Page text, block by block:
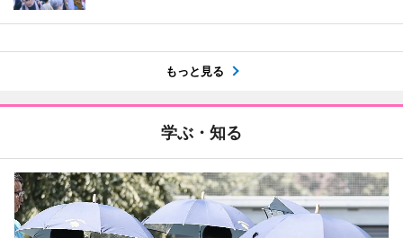
もっと見る
学ぶ・知る